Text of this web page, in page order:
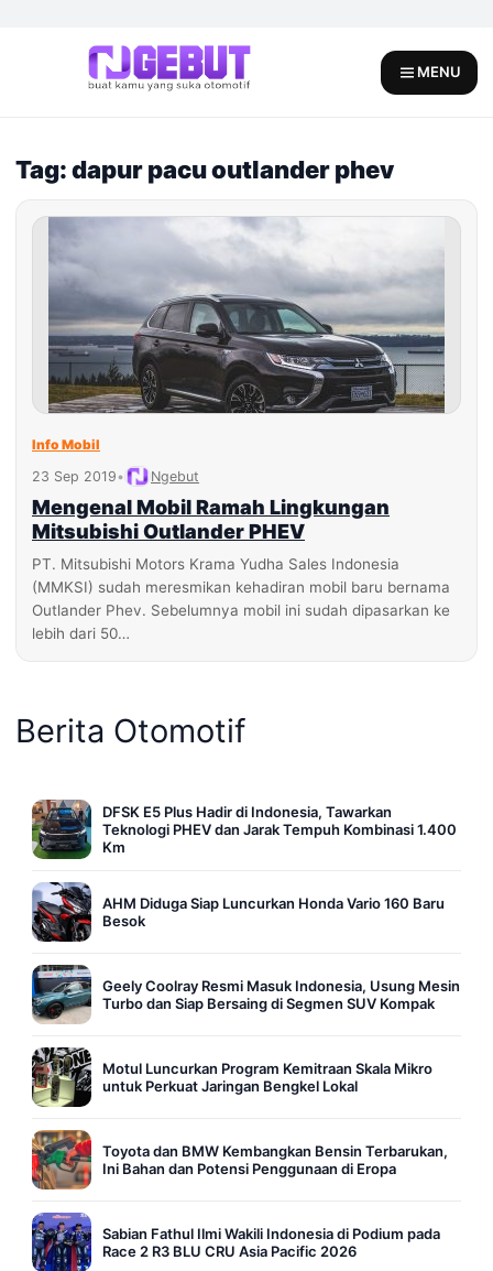
MENU
Tag: dapur pacu outlander phev
Info Mobil
23 Sep 2019• Ngebut
Mengenal Mobil Ramah Lingkungan
Mitsubishi Outlander PHEV
PT. Mitsubishi Motors Krama Yudha Sales Indonesia
(MMKSI) sudah meresmikan kehadiran mobil baru bernama
Outlander Phev. Sebelumnya mobil ini sudah dipasarkan ke
lebih dari 50…
Berita Otomotif
DFSK E5 Plus Hadir di Indonesia, Tawarkan
Teknologi PHEV dan Jarak Tempuh Kombinasi 1.400
Km
AHM Diduga Siap Luncurkan Honda Vario 160 Baru
Besok
Geely Coolray Resmi Masuk Indonesia, Usung Mesin
Turbo dan Siap Bersaing di Segmen SUV Kompak
Motul Luncurkan Program Kemitraan Skala Mikro
untuk Perkuat Jaringan Bengkel Lokal
Toyota dan BMW Kembangkan Bensin Terbarukan,
Ini Bahan dan Potensi Penggunaan di Eropa
Sabian Fathul Ilmi Wakili Indonesia di Podium pada
Race 2 R3 BLU CRU Asia Pacific 2026